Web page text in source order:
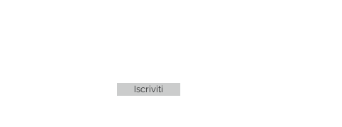
Iscriviti